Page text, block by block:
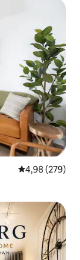
4,98 av 5 i
4,98 (279)